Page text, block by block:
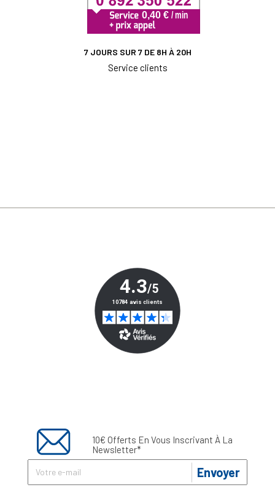
7 JOURS SUR 7 DE 8H À 20H
Service clients
10€ Offerts En Vous Inscrivant À La
Newsletter*
Envoyer